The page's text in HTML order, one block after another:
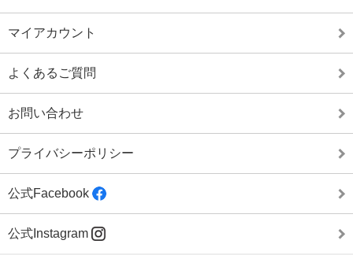
マイアカウント
よくあるご質問
お問い合わせ
プライバシーポリシー
公式Facebook
公式Instagram